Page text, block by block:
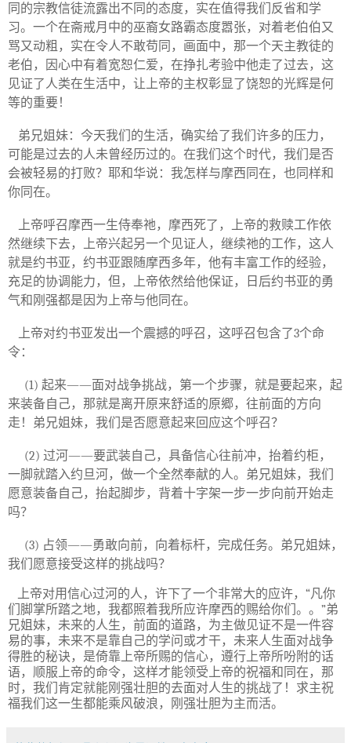
同的宗教信徒流露出不同的态度，实在值得我们反省和学
习。一个在斋戒月中的巫裔女路霸态度嚣张，对着老伯伯又
骂又动粗，实在令人不敢苟同，画面中，那一个天主教徒的
老伯，因心中有着宽恕仁爱，在挣扎考验中他走了过去，这
见证了人类在生活中，让上帝的主权彰显了饶恕的光辉是何
等的重要！
弟兄姐妹：今天我们的生活，确实给了我们许多的压力，
可能是过去的人未曾经历过的。在我们这个时代，我们是否
会被轻易的打败？耶和华说：我怎样与摩西同在，也同样和
你同在。
上帝呼召摩西一生侍奉祂，摩西死了，上帝的救赎工作依
然继续下去，上帝兴起另一个见证人，继续祂的工作，这人
就是约书亚，约书亚跟随摩西多年，他有丰富工作的经验，
充足的协调能力，但，上帝依然给他保证，日后约书亚的勇
气和刚强都是因为上帝与他同在。
上帝对约书亚发出一个震撼的呼召，这呼召包含了3个命
令：
(1) 起来——面对战争挑战，第一个步骤，就是要起来，起
来装备自己，那就是离开原来舒适的原郷，往前面的方向
走！弟兄姐妹，我们是否愿意起来回应这个呼召？
(2) 过河——要武装自己，具备信心往前冲，抬着约柜，
一脚就踏入约旦河，做一个全然奉献的人。弟兄姐妹，我们
愿意装备自己，抬起脚步，背着十字架一步一步向前开始走
吗？
(3) 占领——勇敢向前，向着标杆，完成任务。弟兄姐妹，
我们愿意接受这样的挑战吗？
上帝对用信心过河的人，许下了一个非常大的应许， “凡你
们脚掌所踏之地，我都照着我所应许摩西的赐给你们。。 ”弟
兄姐妹，未来的人生，前面的道路，为主做见证不是一件容
易的事，未来不是靠自己的学问或才干，未来人生面对战争
得胜的秘诀，是倚靠上帝所赐的信心，遵行上帝所吩附的话
语，顺服上帝的命令，这样才能领受上帝的祝福和同在，那
时，我们肯定就能刚强壮胆的去面对人生的挑战了！求主祝
福我们这一生都能乘风破浪，刚强壮胆为主而活。